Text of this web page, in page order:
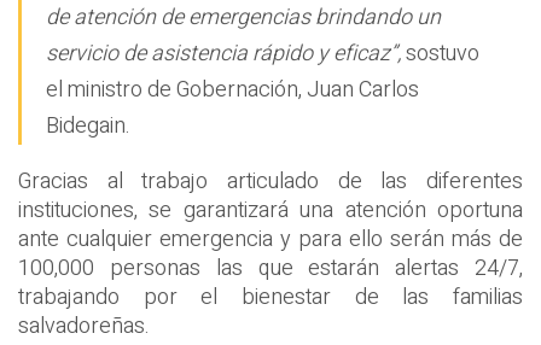
de atención de emergencias brindando un
servicio de asistencia rápido y eficaz”,sostuvo
el ministro de Gobernación, Juan Carlos
Bidegain.
Gracias al trabajo articulado de las diferentes
instituciones, se garantizará una atención oportuna
ante cualquier emergencia y para ello serán más de
100,000 personas las que estarán alertas 24/7,
trabajando por el bienestar de las familias
salvadoreñas.